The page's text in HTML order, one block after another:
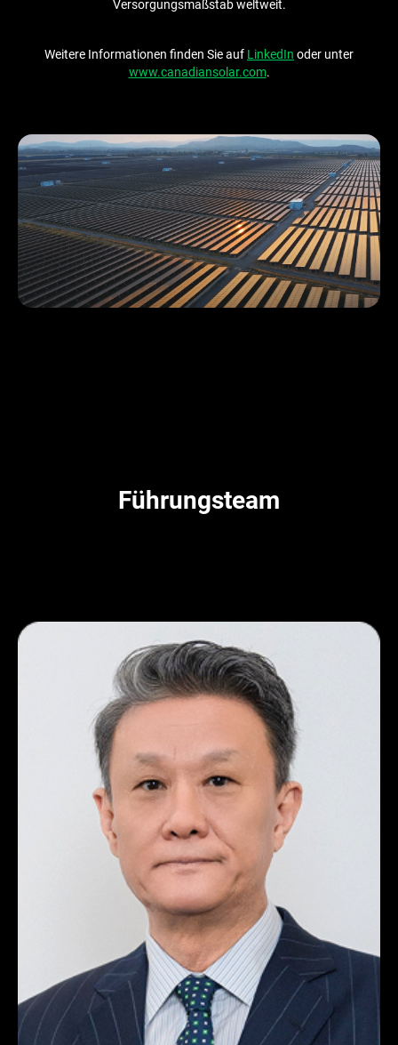
Versorgungsmaßstab weltweit.
Weitere Informationen finden Sie auf LinkedIn oder unter
www.canadiansolar.com.
Führungsteam